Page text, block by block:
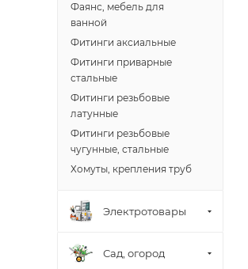
Фаянс, мебель для
ванной
Фитинги аксиальные
Фитинги приварные
стальные
Фитинги резьбовые
латунные
Фитинги резьбовые
чугунные, стальные
Хомуты, крепления труб
Электротовары
Сад, огород